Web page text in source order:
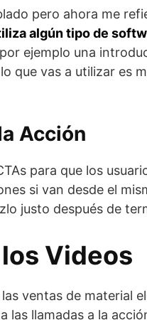
pero ahora me
algún tipo de
ejemplo una
que vas a utilizar es
Acción
para que los
si van desde el
justo después de
Videos
ventas de material
llamadas a la